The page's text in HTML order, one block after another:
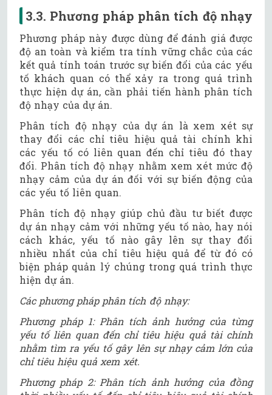
3.3. Phương pháp phân tích độ nhạy
Phương pháp này được dùng để đánh giá được
độ an toàn và kiểm tra tính vững chắc của các
kết quả tính toán trước sự biến đổi của các yếu
tố khách quan có thể xảy ra trong quá trình
thực hiện dự án, cần phải tiến hành phân tích
độ nhạy của dự án.
Phân tích độ nhạy của dự án là xem xét sự
thay đổi các chỉ tiêu hiệu quả tài chính khi
các yếu tố có liên quan đến chỉ tiêu đó thay
đổi. Phân tích độ nhạy nhằm xem xét mức độ
nhạy cảm của dự án đối với sự biến động của
các yếu tố liên quan.
Phân tích độ nhạy giúp chủ đầu tư biết được
dự án nhạy cảm với những yếu tố nào, hay nói
cách khác, yếu tố nào gây lên sự thay đổi
nhiều nhất của chỉ tiêu hiệu quả để từ đó có
biện pháp quản lý chúng trong quá trình thực
hiện dự án.
Các phương pháp phân tích độ nhạy:
Phương pháp 1: Phân tích ảnh hưởng của từng
yếu tố liên quan đến chỉ tiêu hiệu quả tài chính
nhằm tìm ra yếu tố gây lên sự nhạy cảm lớn của
chỉ tiêu hiệu quả xem xét.
Phương pháp 2: Phân tích ảnh hưởng của đồng